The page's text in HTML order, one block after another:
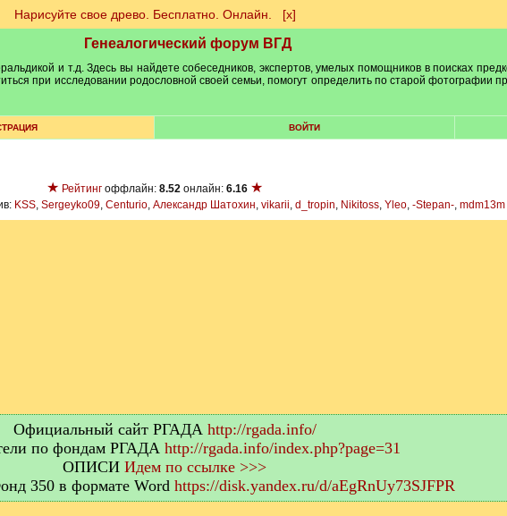
Нарисуйте свое древо. Бесплатно. Онлайн. [х]
Генеалогический форум ВГД
и т.д. Здесь вы найдете собеседников, экспертов, умелых помощников в поисках
при исследовании родословной своей семьи, помогут определить по старой фотографии
ВОЙТИ
★ Рейтинг оффлайн: 8.52 онлайн: 6.16 ★
KSS, Sergeyko09, Centurio, Александр Шатохин, vikarii, d_tropin, Nikitoss, Yleo, -Stepan-, mdm13m
Официальный сайт РГАДА http://rgada.info/
по фондам РГАДА http://rgada.info/index.php?page=31
ОПИСИ Идем по ссылке >>>
350 в формате Word https://disk.yandex.ru/d/aEgRnUy73SJFPR